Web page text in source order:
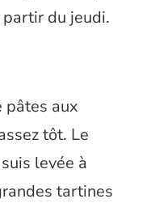
du jeudi.
pâtes aux
tôt. Le
levée à
tartines